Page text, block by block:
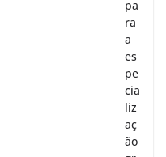
pa
ra
a
es
pe
cia
liz
aç
ão